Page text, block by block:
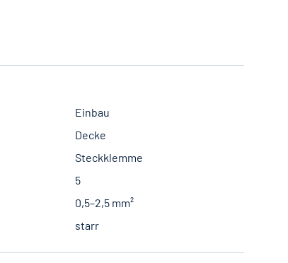
Einbau
Decke
Steckklemme
5
0,5–2,5 mm²
starr